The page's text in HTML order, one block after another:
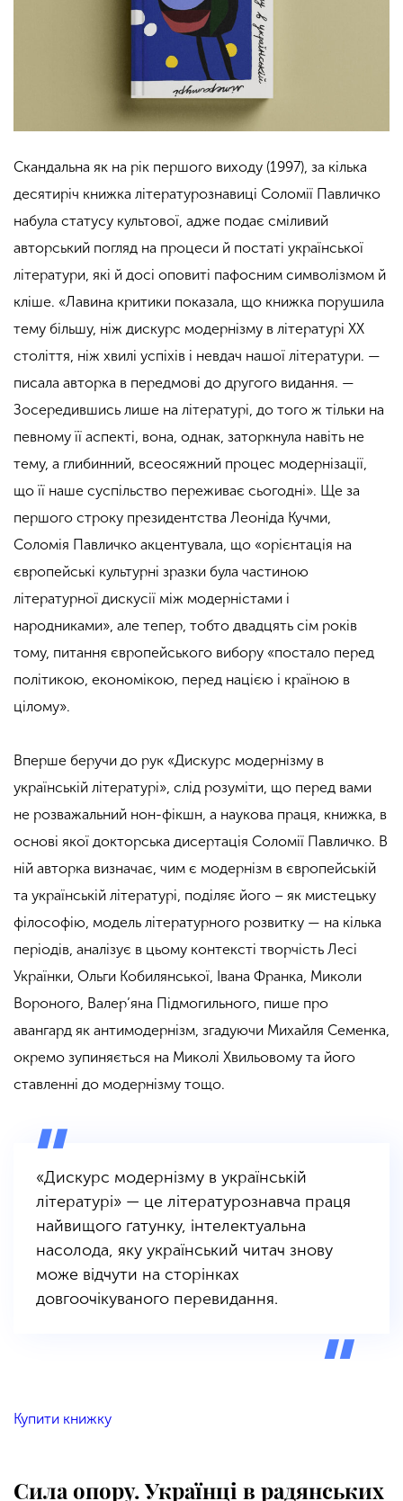
Скандальна як на рік першого виходу (1997), за кілька
десятиріч книжка літературознавиці Соломії Павличко
набула статусу культової, адже подає сміливий
авторський погляд на процеси й постаті української
літератури, які й досі оповиті пафосним символізмом й
кліше. «Лавина критики показала, що книжка порушила
тему більшу, ніж дискурс модернізму в літературі XX
століття, ніж хвилі успіхів і невдач нашої літератури. —
писала авторка в передмові до другого видання. —
Зосередившись лише на літературі, до того ж тільки на
певному її аспекті, вона, однак, заторкнула навіть не
тему, а глибинний, всеосяжний процес модернізації,
що її наше суспільство переживає сьогодні». Ще за
першого строку президентства Леоніда Кучми,
Соломія Павличко акцентувала, що «орієнтація на
європейські культурні зразки була частиною
літературної дискусії між модерністами і
народниками», але тепер, тобто двадцять сім років
тому, питання європейського вибору «постало перед
політикою, економікою, перед нацією і країною в
цілому».
Вперше беручи до рук «Дискурс модернізму в
українській літературі», слід розуміти, що перед вами
не розважальний нон-фікшн, а наукова праця, книжка, в
основі якої докторська дисертація Соломії Павличко. В
ній авторка визначає, чим є модернізм в європейській
та українській літературі, поділяє його – як мистецьку
філософію, модель літературного розвитку — на кілька
періодів, аналізує в цьому контексті творчість Лесі
Українки, Ольги Кобилянської, Івана Франка, Миколи
Вороного, Валер’яна Підмогильного, пише про
авангард як антимодернізм, згадуючи Михайля Семенка,
окремо зупиняється на Миколі Хвильовому та його
ставленні до модернізму тощо.
«Дискурс модернізму в українській
літературі» — це літературознавча праця
найвищого ґатунку, інтелектуальна
насолода, яку український читач знову
може відчути на сторінках
довгоочікуваного перевидання.
Купити книжку
Сила опору. Українці в радянських